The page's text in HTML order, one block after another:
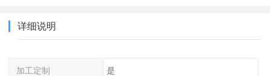
详细说明
加工定制 是